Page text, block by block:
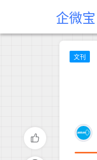
企微宝
文刊